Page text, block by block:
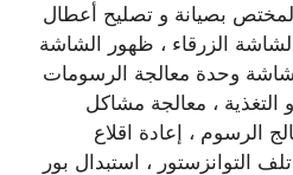
بصيانة و تصليح أعطال
الزرقاء ، ظهور الشاشة
وحدة معالجة الرسومات
، معالجة مشاكل
الرسوم ، إعادة اقلاع
التوانزستور ، استبدال بور